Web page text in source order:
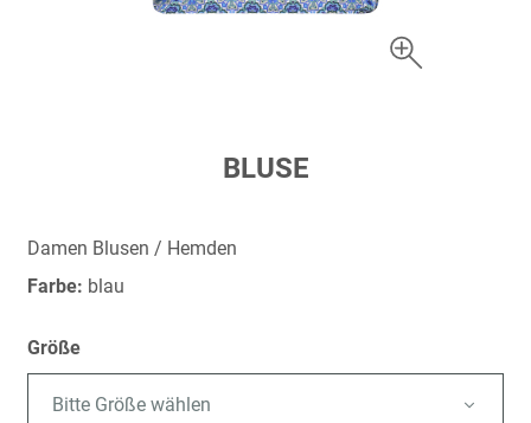
springen
BLUSE
Damen Blusen / Hemden
Farbe: blau
Größe
Bitte Größe wählen